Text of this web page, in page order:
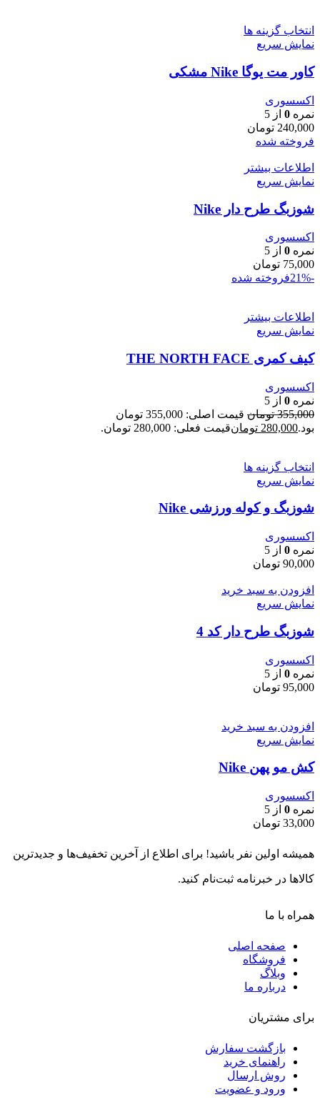
انتخاب گزینه ها
نمایش سریع
کاور مت یوگا Nike مشکی
اکسسوری
نمره 0 از 5
240,000 تومان
فروخته شده
اطلاعات بیشتر
نمایش سریع
شوزبگ طرح دار Nike
اکسسوری
نمره 0 از 5
75,000 تومان
-21%
فروخته شده
اطلاعات بیشتر
نمایش سریع
کیف کمری THE NORTH FACE
اکسسوری
نمره 0 از 5
355,000 تومان
قیمت اصلی: 355,000 تومان
بود.280,000 تومانقیمت فعلی: 280,000 تومان.
انتخاب گزینه ها
نمایش سریع
شوزبگ و کوله ورزشی Nike
اکسسوری
نمره 0 از 5
90,000 تومان
افزودن به سبد خرید
نمایش سریع
شوزبگ طرح دار کد 4
اکسسوری
نمره 0 از 5
95,000 تومان
افزودن به سبد خرید
نمایش سریع
کش مو پهن Nike
اکسسوری
نمره 0 از 5
33,000 تومان
همیشه اولین نفر باشید! برای اطلاع از آخرین تخفیف‌ها و جدیدترین
کالاها در خبرنامه ثبت‌نام کنید.
همراه با ما
صفحه اصلی
فروشگاه
وبلاگ
درباره ما
برای مشتریان
بازگشت سفارش
راهنمای خرید
روش ارسال
ورود و عضویت